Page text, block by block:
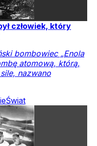
człowiek, który
bombowiec „Enola
atomową, którą,
nazwano
Świat